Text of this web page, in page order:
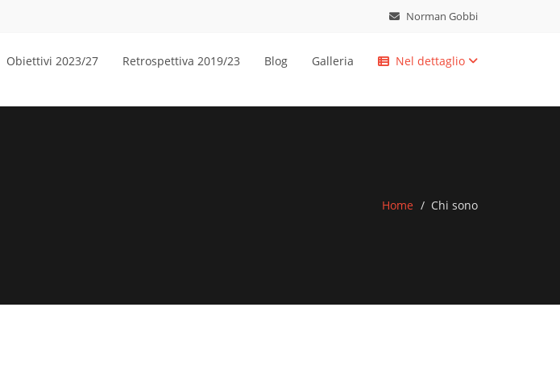
Norman Gobbi
Obiettivi 2023/27 Retrospettiva 2019/23 Blog Galleria Nel dettaglio
Home Chi sono